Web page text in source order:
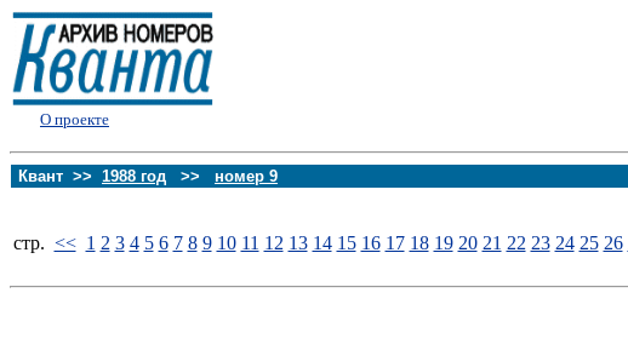
О проекте
Квант >> 1988 год >> номер 9
стp. << 1 2 3 4 5 6 7 8 9 10 11 12 13 14 15 16 17 18 19 20 21 22 23 24 25 26